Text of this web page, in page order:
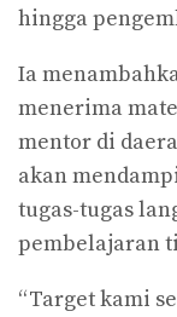
hingga
Ia
menerima
mentor di
akan
tugas-tugas
pembelajaran
“Target kami